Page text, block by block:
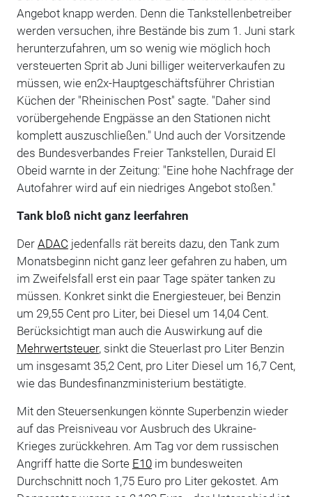
Angebot knapp werden. Denn die Tankstellenbetreiber
werden versuchen, ihre Bestände bis zum 1. Juni stark
herunterzufahren, um so wenig wie möglich hoch
versteuerten Sprit ab Juni billiger weiterverkaufen zu
müssen, wie en2x-Hauptgeschäftsführer Christian
Küchen der "Rheinischen Post" sagte. "Daher sind
vorübergehende Engpässe an den Stationen nicht
komplett auszuschließen." Und auch der Vorsitzende
des Bundesverbandes Freier Tankstellen, Duraid El
Obeid warnte in der Zeitung: "Eine hohe Nachfrage der
Autofahrer wird auf ein niedriges Angebot stoßen."
Tank bloß nicht ganz leerfahren
Der ADAC jedenfalls rät bereits dazu, den Tank zum
Monatsbeginn nicht ganz leer gefahren zu haben, um
im Zweifelsfall erst ein paar Tage später tanken zu
müssen. Konkret sinkt die Energiesteuer, bei Benzin
um 29,55 Cent pro Liter, bei Diesel um 14,04 Cent.
Berücksichtigt man auch die Auswirkung auf die
Mehrwertsteuer, sinkt die Steuerlast pro Liter Benzin
um insgesamt 35,2 Cent, pro Liter Diesel um 16,7 Cent,
wie das Bundesfinanzministerium bestätigte.
Mit den Steuersenkungen könnte Superbenzin wieder
auf das Preisniveau vor Ausbruch des Ukraine-
Krieges zurückkehren. Am Tag vor dem russischen
Angriff hatte die Sorte E10im bundesweiten
Durchschnitt noch 1,75 Euro pro Liter gekostet. Am